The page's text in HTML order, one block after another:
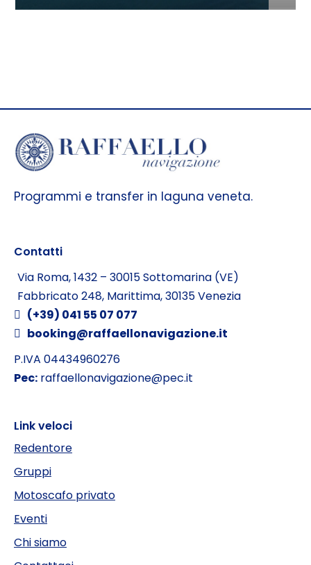
Programmi e transfer in laguna veneta.
Contatti
Via Roma, 1432 – 30015 Sottomarina (VE)
Fabbricato 248, Marittima, 30135 Venezia
(+39) 041 55 07 077
booking@raffaellonavigazione.it
P.IVA 04434960276
Pec: raffaellonavigazione@pec.it
Link veloci
Redentore
Gruppi
Motoscafo privato
Eventi
Chi siamo